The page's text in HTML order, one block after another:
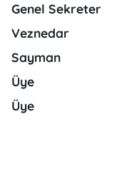
Genel Sekreter
Veznedar
Sayman
Üye
Üye